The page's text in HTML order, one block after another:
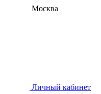
Москва
Личный кабинет